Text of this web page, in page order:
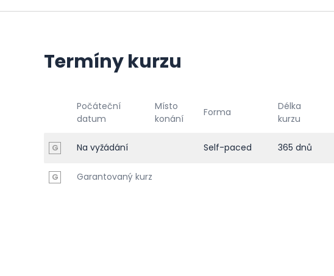
Termíny kurzu
Počáteční
datum
Místo
konání
Forma
Délka
kurzu
G Na vyžádání Self-paced 365 dnů
G Garantovaný kurz